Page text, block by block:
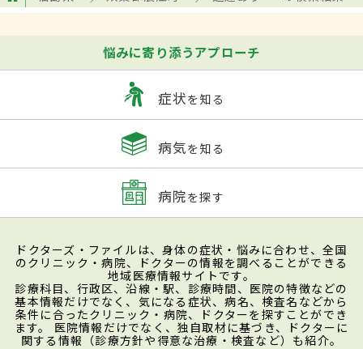
悩みに寄り添うアプローチ
症状を知る
病気を知る
病院を探す
ドクターズ・ファイルは、身体の症状・悩みに合わせ、全国
のクリニック・病院、ドクターの情報を調べることができる
地域医療情報サイトです。
診療科目、行政区、沿線・駅、診療時間、医院の特徴などの
基本情報だけでなく、気になる症状、病名、検査名などから
条件に合ったクリニック・病院、ドクターを探すことができ
ます。 医院情報だけでなく、独自取材に基づき、ドクターに
関する情報（診療方針や得意な治療・検査など）も紹介。